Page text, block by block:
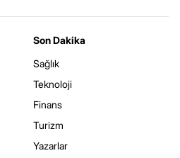
Son Dakika
Sağlık
Teknoloji
Finans
Turizm
Yazarlar